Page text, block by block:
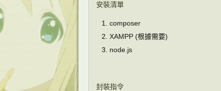
安裝清單
composer
XAMPP (根據需要)
node.js
封裝指令